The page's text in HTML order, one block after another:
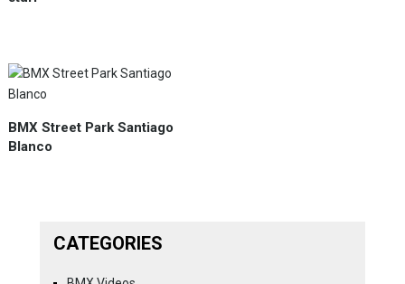
BMX Street Park Santiago
Blanco
CATEGORIES